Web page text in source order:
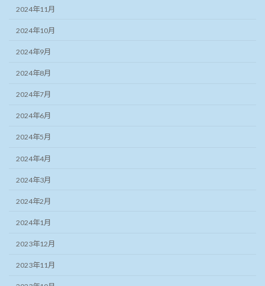
2024年11月
2024年10月
2024年9月
2024年8月
2024年7月
2024年6月
2024年5月
2024年4月
2024年3月
2024年2月
2024年1月
2023年12月
2023年11月